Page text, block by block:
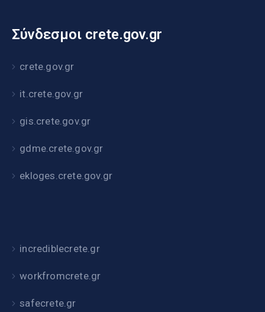
Σύνδεσμοι crete.gov.gr
crete.gov.gr
it.crete.gov.gr
gis.crete.gov.gr
gdme.crete.gov.gr
ekloges.crete.gov.gr
incrediblecrete.gr
workfromcrete.gr
safecrete.gr